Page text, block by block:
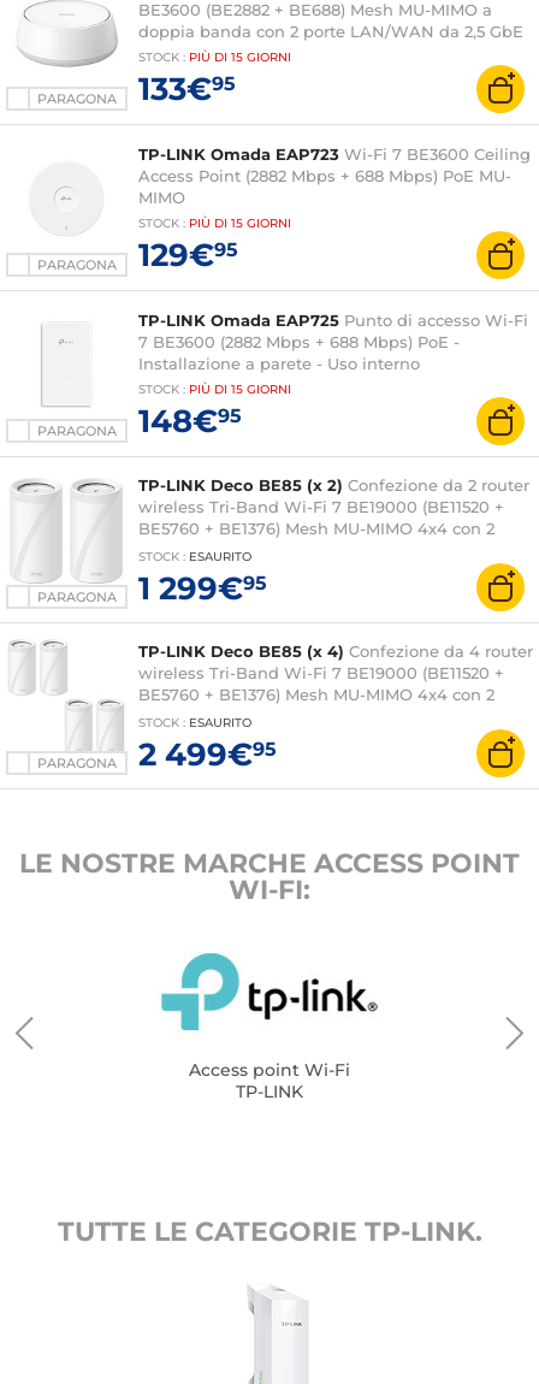
PARAGONA
BE3600 (BE2882 + BE688) Mesh MU-MIMO a
doppia banda con 2 porte LAN/WAN da 2,5 GbE
STOCK : PIÙ DI 15 GIORNI
133€95
PARAGONA
TP-LINK Omada EAP723 Wi-Fi 7 BE3600 Ceiling
Access Point (2882 Mbps + 688 Mbps) PoE MU-
MIMO
STOCK : PIÙ DI 15 GIORNI
129€95
PARAGONA
TP-LINK Omada EAP725 Punto di accesso Wi-Fi
7 BE3600 (2882 Mbps + 688 Mbps) PoE -
Installazione a parete - Uso interno
STOCK : PIÙ DI 15 GIORNI
148€95
PARAGONA
TP-LINK Deco BE85 (x 2) Confezione da 2 router
wireless Tri-Band Wi-Fi 7 BE19000 (BE11520 +
BE5760 + BE1376) Mesh MU-MIMO 4x4 con 2
porte combo LAN/WAN da 2,5 GbE + 1 LAN/WAN
da 10 GbE + 1 LAN/WAN da 10 GbE/SFP+
STOCK : ESAURITO
1 299€95
PARAGONA
TP-LINK Deco BE85 (x 4) Confezione da 4 router
wireless Tri-Band Wi-Fi 7 BE19000 (BE11520 +
BE5760 + BE1376) Mesh MU-MIMO 4x4 con 2
porte combo LAN/WAN da 2,5 GbE + 1 LAN/WAN
da 10 GbE + 1 LAN/WAN da 10 GbE/SFP+
STOCK : ESAURITO
2 499€95
LE NOSTRE MARCHE ACCESS POINT
WI-FI:
Access point Wi-Fi
TP-LINK
TUTTE LE CATEGORIE TP-LINK.